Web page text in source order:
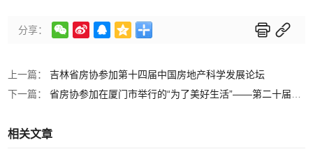
分享：      
上一篇：吉林省房协参加第十四届中国房地产科学发展论坛
下一篇：省房协参加在厦门市举行的“为了美好生活”——第二十届《中国物业管理》杂志年会
相关文章